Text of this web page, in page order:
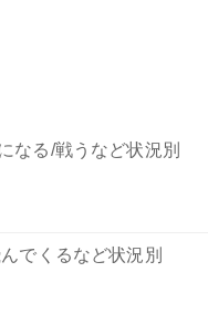
なる/戦うなど状況別
でくるなど状況別